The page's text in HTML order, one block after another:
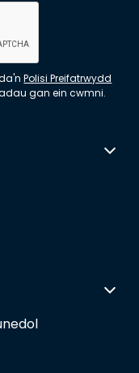
Polisi Preifatrwydd
gan ein cwmni.